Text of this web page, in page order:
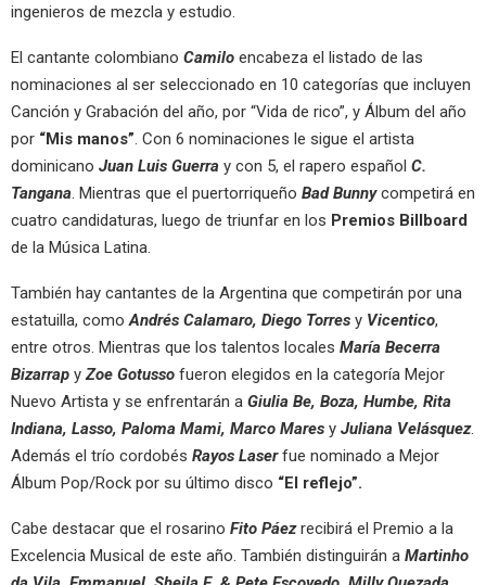
ingenieros de mezcla y estudio.
El cantante colombiano Camilo encabeza el listado de las
nominaciones al ser seleccionado en 10 categorías que incluyen
Canción y Grabación del año, por “Vida de rico”, y Álbum del año
por “Mis manos”. Con 6 nominaciones le sigue el artista
dominicano Juan Luis Guerra y con 5, el rapero español C.
Tangana. Mientras que el puertorriqueño Bad Bunnycompetirá en
cuatro candidaturas, luego de triunfar en los Premios Billboard
de la Música Latina.
También hay cantantes de la Argentina que competirán por una
estatuilla, comoAndrés Calamaro, Diego Torres y Vicentico,
entre otros. Mientras que los talentos locales María Becerra
Bizarrap yZoe Gotusso fueron elegidos en la categoría Mejor
Nuevo Artista y se enfrentarán a Giulia Be, Boza, Humbe, Rita
Indiana, Lasso, Paloma Mami, Marco Mares y Juliana Velásquez.
Además el trío cordobés Rayos Laserfue nominado a Mejor
Álbum Pop/Rock por su último disco “El reflejo”.
Cabe destacar que el rosarino Fito Páezrecibirá el Premio a la
Excelencia Musical de este año. También distinguirán a Martinho